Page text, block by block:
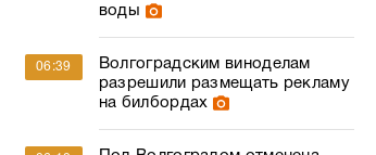
воды
06:39
Волгоградским виноделам
разрешили размещать рекламу
на билбордах